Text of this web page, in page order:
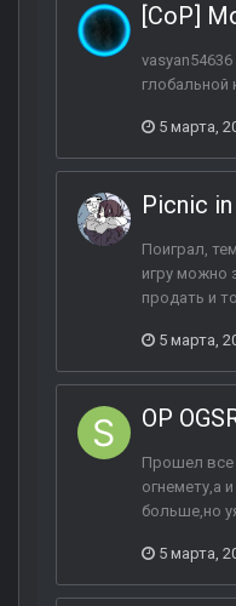
[CoP]
глобальной
5 марта,
Picnic
Поиграл,
игру можно
продать и
5 марта,
ОP
Прошел все
огнемету,а
больше,но
5 марта,